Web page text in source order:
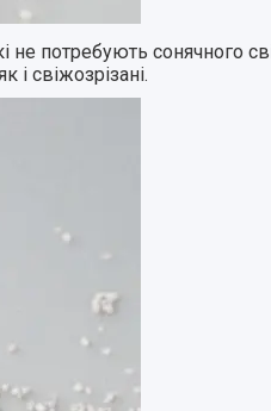
потребують сонячного
і свіжозрізані.